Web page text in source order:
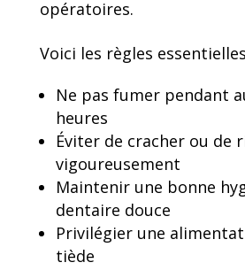
opératoires.
Voici les règles
Ne pas fumer pendant
heures
Éviter de cracher ou de
vigoureusement
Maintenir une bonne
dentaire douce
Privilégier une
tiède